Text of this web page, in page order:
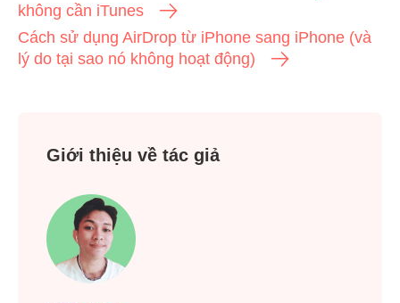
không cần iTunes
Cách sử dụng AirDrop từ iPhone sang iPhone (và
lý do tại sao nó không hoạt động)
Giới thiệu về tác giả